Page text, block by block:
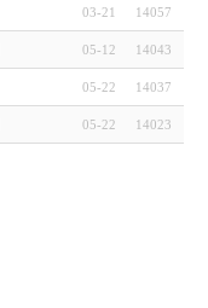
03-21 14057
05-12 14043
05-22 14037
05-22 14023